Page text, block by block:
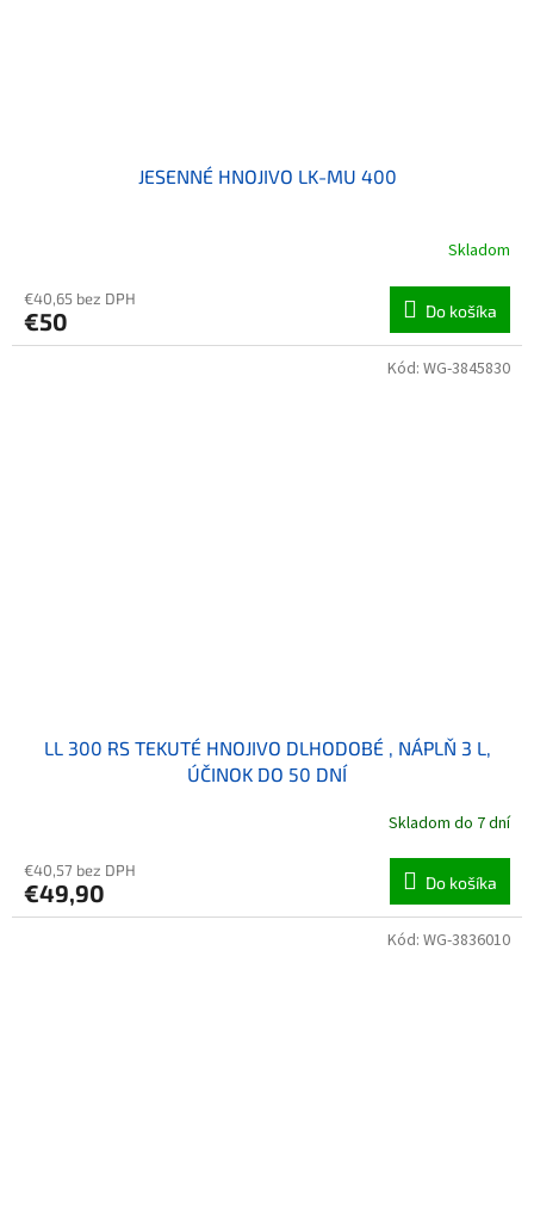
JESENNÉ HNOJIVO LK-MU 400
Skladom
€40,65 bez DPH
€50 Do košíka
LL 300 RS TEKUTÉ HNOJIVO DLHODOBÉ , NÁPLŇ 3 L,
ÚČINOK DO 50 DNÍ
Skladom do 7 dní
€40,57 bez DPH
€49,90 Do košíka
Kód: WG-3845830
Kód: WG-3836010